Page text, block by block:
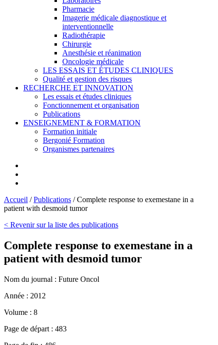
Pharmacie
Imagerie médicale diagnostique et
interventionnelle
Radiothérapie
Chirurgie
Anesthésie et réanimation
Oncologie médicale
LES ESSAIS ET ÉTUDES CLINIQUES
Qualité et gestion des risques
RECHERCHE ET INNOVATION
Les essais et études cliniques
Fonctionnement et organisation
Publications
ENSEIGNEMENT & FORMATION
Formation initiale
Bergonié Formation
Organismes partenaires
Accueil /Publications /Complete response to exemestane in a
patient with desmoid tumor
< Revenir sur la liste des publications
Complete response to exemestane in a
patient with desmoid tumor
Nom du journal : Future Oncol
Année : 2012
Volume : 8
Page de départ : 483